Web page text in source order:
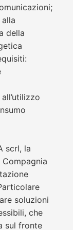
della
scrl, la
soluzioni
che
sul fronte